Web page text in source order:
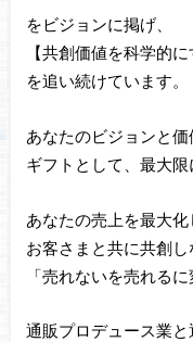
をビジョンに掲げ、
【共創価値を科学的
を追い続けています。
あなたのビジョンと価
ギフトとして、最大限
あなたの売上を最大化
お客さまと共に共創し
「売れないを売れる
通販プロデュース業